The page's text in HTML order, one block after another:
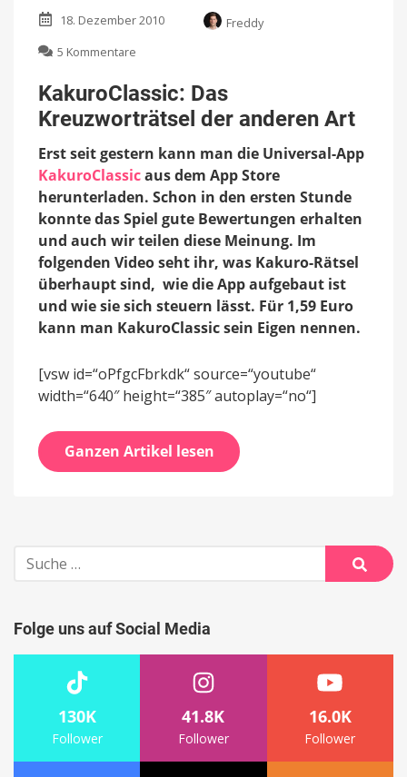
18. Dezember 2010
Freddy
5 Kommentare
Das
Kreuzworträtsel
der
Art
KakuroClassic: Das
Kreuzworträtsel der anderen Art
Erst seit gestern kann man die Universal-App
KakuroClassicaus dem App Store
herunterladen. Schon in den ersten Stunde
konnte das Spiel gute Bewertungen erhalten
und auch wir teilen diese Meinung. Im
folgenden Video seht ihr, was Kakuro-Rätsel
überhaupt sind, wie die App aufgebaut ist
und wie sie sich steuern lässt. Für 1,59 Euro
kann man KakuroClassic sein Eigen nennen.
[vsw id=“oPfgcFbrkdk“ source=“youtube“
width=“640″ height=“385″ autoplay=“no“]
Ganzen Artikel lesen
Suche
nach:
Suche
Folge uns auf Social Media
130K
Follower
41.8K
Follower
16.0K
Follower